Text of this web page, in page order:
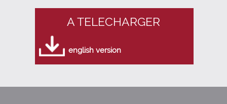
Le cercle n°33 - juin 2009 (140 Ko)
A TELECHARGER
english version